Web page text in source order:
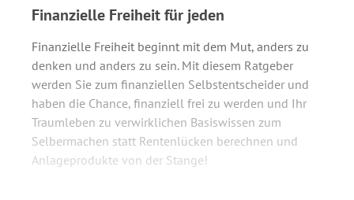
Finanzielle Freiheit für jeden
Finanzielle Freiheit beginnt mit dem Mut, anders zu
denken und anders zu sein. Mit diesem Ratgeber
werden Sie zum finanziellen Selbstentscheider und
haben die Chance, finanziell frei zu werden und Ihr
Traumleben zu verwirklichen Basiswissen zum
Selbermachen statt Rentenlücken berechnen und
Anlageprodukte von der Stange!